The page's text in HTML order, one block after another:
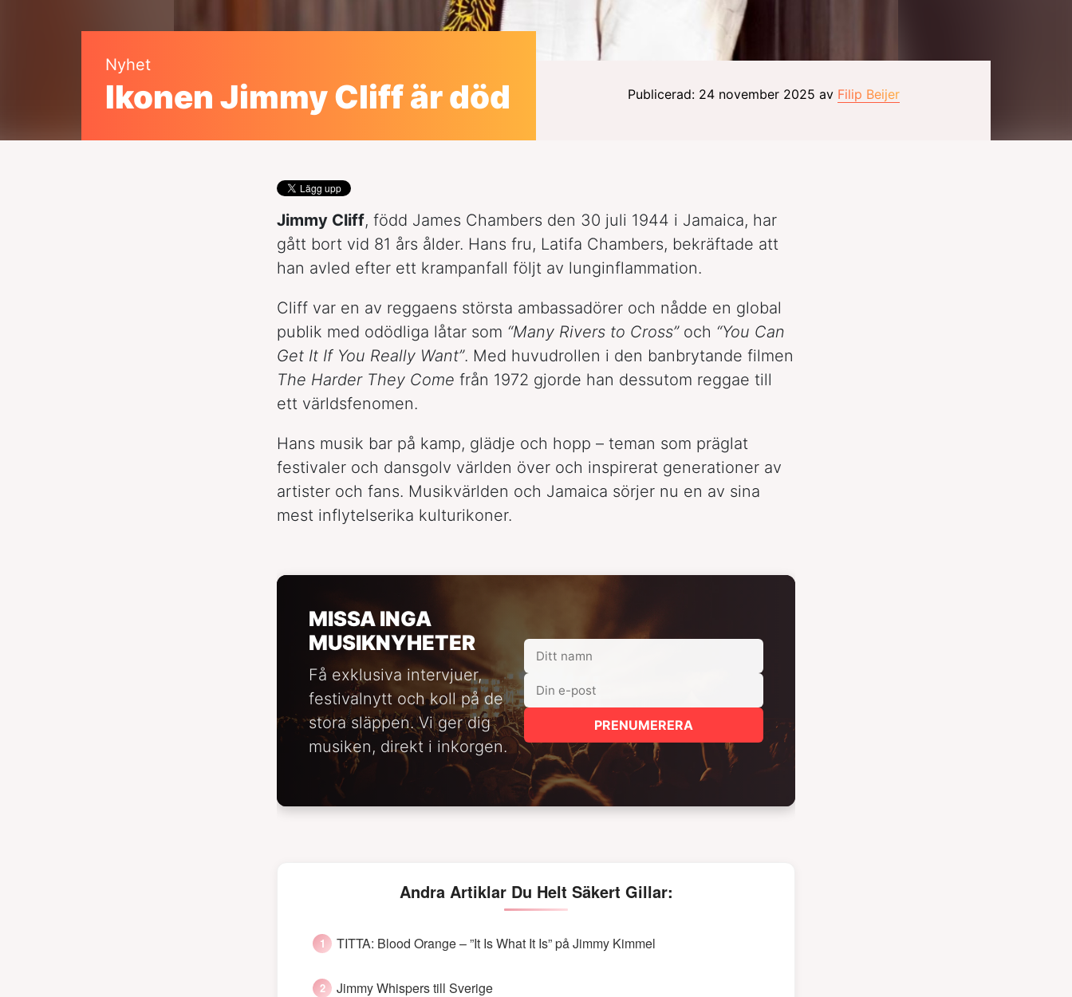
Nyhet
Ikonen Jimmy Cliff är död Publicerad: 24 november 2025 av Filip Beijer
Jimmy Cliff, född James Chambers den 30 juli 1944 i Jamaica, har
gått bort vid 81 års ålder. Hans fru, Latifa Chambers, bekräftade att
han avled efter ett krampanfall följt av lunginflammation.
Cliff var en av reggaens största ambassadörer och nådde en global
publik med odödliga låtar som “Many Rivers to Cross”och “You Can
Get It If You Really Want”. Med huvudrollen i den banbrytande filmen
The Harder They Come från 1972 gjorde han dessutom reggae till
ett världsfenomen.
Hans musik bar på kamp, glädje och hopp – teman som präglat
festivaler och dansgolv världen över och inspirerat generationer av
artister och fans. Musikvärlden och Jamaica sörjer nu en av sina
mest inflytelserika kulturikoner.
MISSA INGA
MUSIKNYHETER
Få exklusiva intervjuer,
festivalnytt och koll på de
stora släppen. Vi ger dig
musiken, direkt i inkorgen.
PRENUMERERA
Andra Artiklar Du Helt Säkert Gillar:
TITTA: Blood Orange – ”It Is What It Is” på Jimmy Kimmel
Jimmy Whispers till Sverige